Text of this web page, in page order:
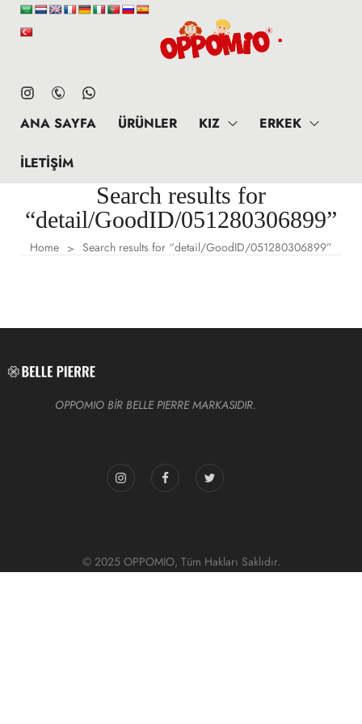
ANA SAYFA ÜRÜNLER KIZ ERKEK
İLETIŞIM
Search results for
“detail/GoodID/051280306899”
Home > Search results for “detail/GoodID/051280306899”
OPPOMIO BİR BELLE PIERRE MARKASIDIR.
© 2025 OPPOMIO, Tüm Hakları Saklıdır.